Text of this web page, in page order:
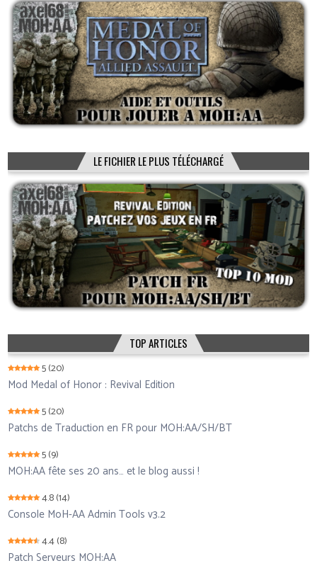
LE FICHIER LE PLUS TÉLÉCHARGÉ
TOP ARTICLES
5(20)
Mod Medal of Honor : Revival Edition
5(20)
Patchs de Traduction en FR pour MOH:AA/SH/BT
5(9)
MOH:AA fête ses 20 ans… et le blog aussi !
4.8(14)
Console MoH-AA Admin Tools v3.2
4.4(8)
Patch Serveurs MOH:AA